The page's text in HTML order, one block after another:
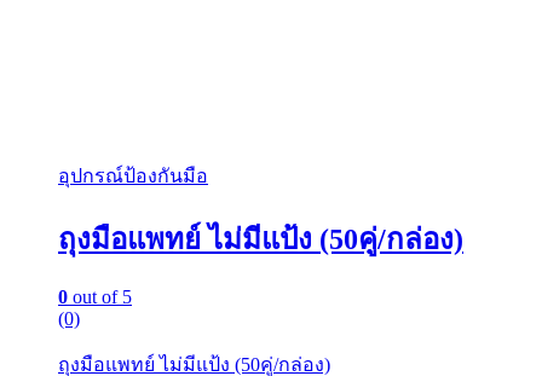
อุปกรณ์ป้องกันมือ
ถุงมือแพทย์ ไม่มีแป้ง (50คู่/กล่อง)
0 out of 5
(0)
ถุงมือแพทย์ ไม่มีแป้ง (50คู่/กล่อง)